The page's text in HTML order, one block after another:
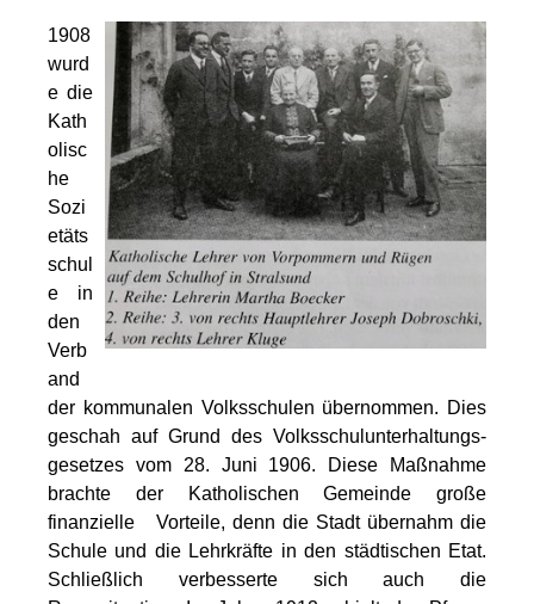
1908
wurd
e die
Kath
olisc
he
Sozi
etäts
schul
e in
den
Verb
and
der kommunalen Volksschulen übernommen. Dies
geschah auf Grund des Volksschulunterhaltungs-
gesetzes vom 28. Juni 1906. Diese Maßnahme
brachte der Katholischen Gemeinde große
finanzielle Vorteile, denn die Stadt übernahm die
Schule und die Lehrkräfte in den städtischen Etat.
Schließlich verbesserte sich auch die